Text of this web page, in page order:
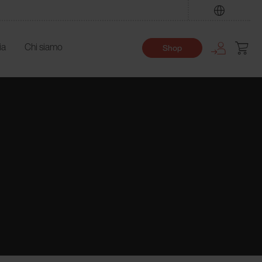
Chi siamo Shop